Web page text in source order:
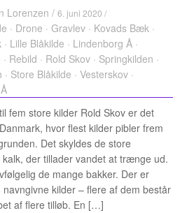
Lorenzen / 6. juni 2020 /
· Drone · Gravlev · Kovads Bæk ·
· Lille Blåkilde · Lindenborg Å ·
· Rebild · Rold Skov · Springkilden ·
· Store Blåkilde · Vesterskov ·
fem store kilder Rold Skov er det
hvor flest kilder pibler frem
Det skyldes de store
der tillader vandet at trænge ud.
de mange bakker. Der er
navngivne kilder – flere af dem består
af flere tilløb. En […]